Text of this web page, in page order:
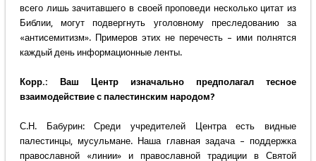
всего лишь зачитавшего в своей проповеди несколько цитат из
Библии, могут подвергнуть уголовному преследованию за
«антисемитизм». Примеров этих не перечесть – ими полнятся
каждый день информационные ленты.
Корр.: Ваш Центр изначально предполагал тесное
взаимодействие с палестинским народом?
С.Н. Бабурин: Среди учредителей Центра есть видные
палестинцы, мусульмане. Наша главная задача – поддержка
православной «линии» и православной традиции в Святой